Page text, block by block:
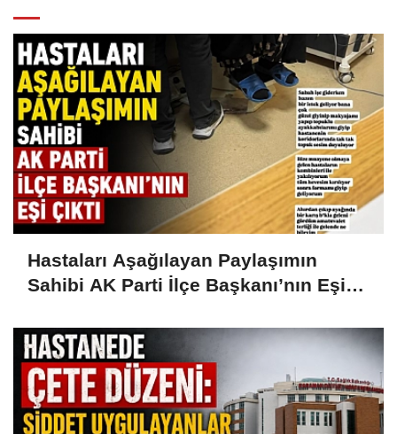
Hastaları Aşağılayan Paylaşımın
Sahibi AK Parti İlçe Başkanı’nın Eşi